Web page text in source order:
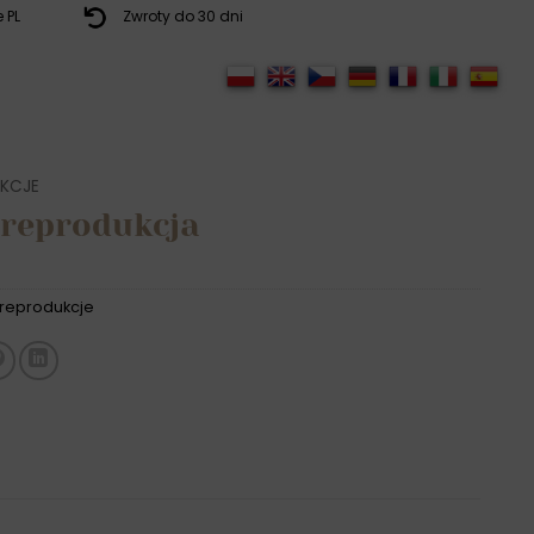
Zwroty do 30 dni
reprodukcja